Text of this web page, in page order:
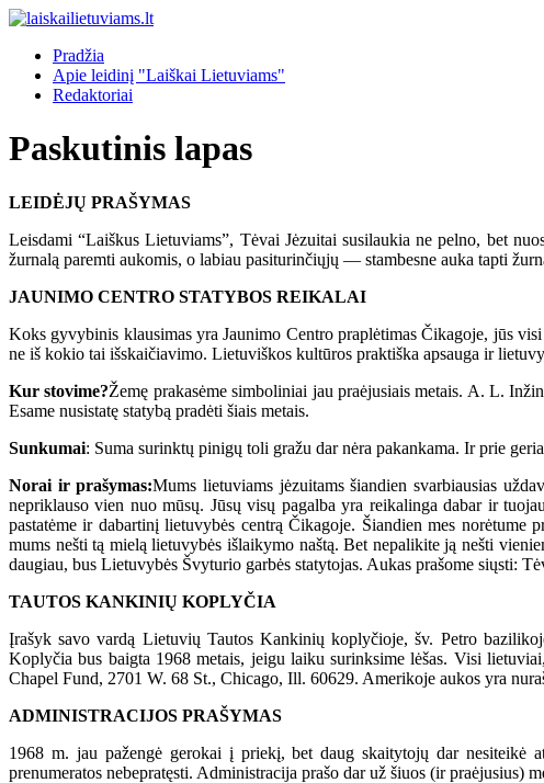
Pradžia
Apie leidinį "Laiškai Lietuviams"
Redaktoriai
Paskutinis lapas
LEIDĖJŲ PRAŠYMAS
Leisdami “Laiškus Lietuviams”, Tėvai Jėzuitai susilaukia ne pelno, bet
žurnalą paremti aukomis, o labiau pasiturinčiųjų — stambesne auka tapti
JAUNIMO CENTRO STATYBOS REIKALAI
Koks gyvybinis klausimas yra Jaunimo Centro praplėtimas Čikagoje, jūs
ne iš kokio tai išskaičiavimo. Lietuviškos kultūros praktiška apsauga ir
Kur stovime?Žemę prakasėme simboliniai jau praėjusiais metais. A. L.
Esame nusistatę statybą pradėti šiais metais.
Sunkumai: Suma surinktų pinigų toli gražu dar nėra pakankama. Ir prie
Norai ir prašymas:Mums lietuviams jėzuitams šiandien svarbiausias
nepriklauso vien nuo mūsų. Jūsų visų pagalba yra reikalinga dabar ir
pastatėme ir dabartinį lietuvybės centrą Čikagoje. Šiandien mes
mums nešti tą mielą lietuvybės išlaikymo naštą. Bet nepalikite ją nešti
daugiau, bus Lietuvybės Švyturio garbės statytojas. Aukas prašome siųsti:
TAUTOS KANKINIŲ KOPLYČIA
Įrašyk savo vardą Lietuvių Tautos Kankinių koplyčioje, šv. Petro
Koplyčia bus baigta 1968 metais, jeigu laiku surinksime lėšas. Visi
Chapel Fund, 2701 W. 68 St., Chicago, Ill. 60629. Amerikoje aukos yra
ADMINISTRACIJOS PRAŠYMAS
1968 m. jau pažengė gerokai į priekį, bet daug skaitytojų dar nesiteikė
prenumeratos nebepratęsti. Administracija prašo dar už šiuos (ir